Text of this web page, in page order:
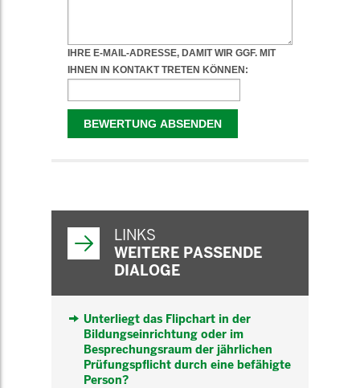
LINKS
WEITERE PASSENDE
DIALOGE
Unterliegt das Flipchart in der
Bildungseinrichtung oder im
Besprechungsraum der jährlichen
Prüfungspflicht durch eine befähigte
Person?